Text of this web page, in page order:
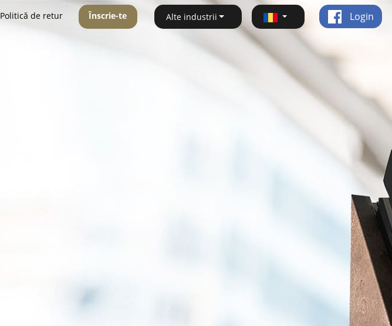
Politică de retur Înscrie-te Alte industrii Login